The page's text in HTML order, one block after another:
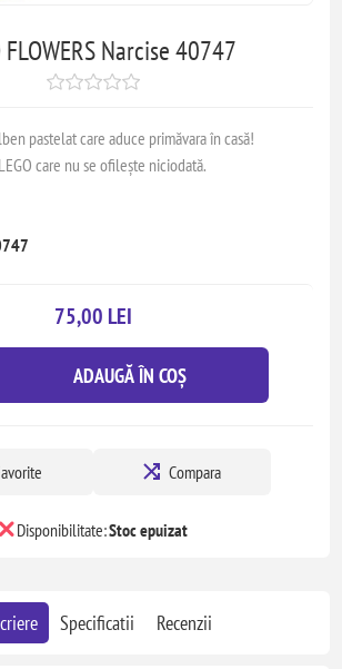
FLOWERS Narcise 40747
pastelat care aduce primăvara în casă!
care nu se ofilește niciodată.
75,00 LEI
ADAUGĂ ÎN COȘ
Compara
Disponibilitate:Stoc epuizat
Specificatii Recenzii